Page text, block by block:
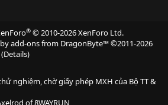
® © 2010-2026 XenForo Ltd.
add-ons from DragonByte™©2011-2026
(Details)
nghiệm, chờ giấy phép MXH của Bộ TT &